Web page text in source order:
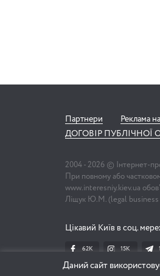
Даний сайт
Партнери Реклама
ДОГОВІР ПУБЛІЧНОЇ
2004 - 2026 © Інтернет-
При повному або
www.interesniy.kiev.ua
Ліщук Ю.М. (legal business
Цікавий Київ в соц.
62K 15K